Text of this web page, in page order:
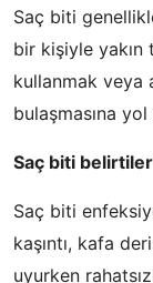
Saç biti
bir kişiyle yakın
kullanmak veya
bulaşmasına
Saç biti
Saç biti
kaşıntı, kafa
uyurken